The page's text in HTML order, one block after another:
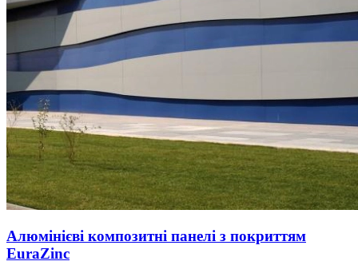
Алюмінієві композитні панелі з покриттям
EuraZinc